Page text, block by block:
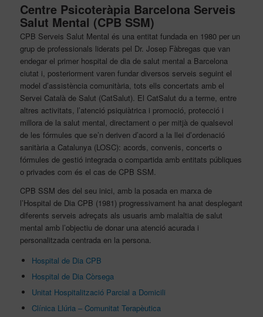
Centre Psicoteràpia Barcelona Serveis
Salut Mental (CPB SSM)
CPB Serveis Salut Mental és una entitat fundada en 1980 per un
grup de professionals liderats pel Dr. Josep Fàbregas que van
endegar el primer hospital de dia de salut mental a Barcelona
ciutat i, posteriorment varen fundar diversos serveis seguint el
model d’assistència comunitària, tots ells concertats amb el
Servei Català de Salut (CatSalut). El CatSalut du a terme, entre
altres activitats, l’atenció psiquiàtrica i promoció, protecció i
millora de la salut mental, directament o per mitjà de qualsevol
de les fórmules que se’n deriven d’acord a la llei d’ordenació
sanitària a Catalunya (LOSC): acords, convenis, concerts o
fórmules de gestió integrada o compartida amb entitats públiques
o privades com és el cas de CPB SSM.
CPB SSM des del seu inici, amb la posada en marxa de
l’Hospital de Dia CPB (1981) progressivament ha anat desplegant
diferents serveis adreçats als usuaris amb malaltia de salut
mental amb l’objectiu de donar una atenció acurada i
personalitzada centrada en la persona.
Hospital de Dia CPB
Hospital de Dia Còrsega
Unitat Hospitalització Parcial a Domicili
Clínica Llúria – Comunitat Terapèutica